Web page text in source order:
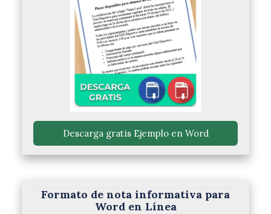
Descarga gratis Ejemplo en Word
Formato de nota informativa para
Word en Línea